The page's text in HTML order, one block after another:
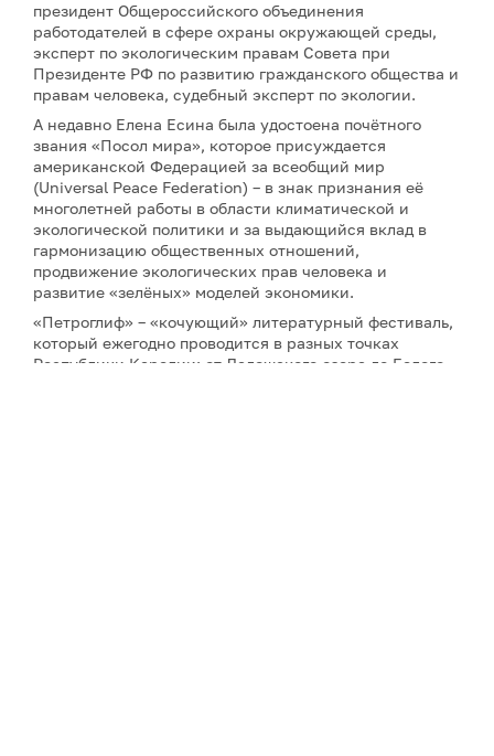
президент Общероссийского объединения
работодателей в сфере охраны окружающей среды,
эксперт по экологическим правам Совета при
Президенте РФ по развитию гражданского общества и
правам человека, судебный эксперт по экологии.
А недавно Елена Есина была удостоена почётного
звания «Посол мира», которое присуждается
американской Федерацией за всеобщий мир
(Universal Peace Federation) – в знак признания её
многолетней работы в области климатической и
экологической политики и за выдающийся вклад в
гармонизацию общественных отношений,
продвижение экологических прав человека и
развитие «зелёных» моделей экономики.
«Петроглиф» – «кочующий» литературный фестиваль,
который ежегодно проводится в разных точках
Республики Карелии: от Ладожского озера до Белого